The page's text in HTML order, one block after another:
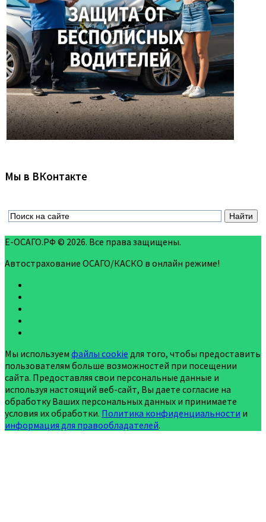
Мы в ВКонтакте
Е-ОСАГО.РФ © 2026. Все права защищены.
Автострахование ОСАГО/КАСКО в онлайн режиме!
Мы используем файлы cookie для того, чтобы предоставить
пользователям больше возможностей при посещении
сайта. Предоставляя свои персональные данные и
используя настоящий веб-сайт, Вы даете согласие на
обработку Ваших персональных данных и принимаете
условия их обработки. Политика конфиденциальности и
информация для правообладателей.